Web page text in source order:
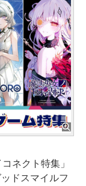
ネクト特集」
ドスマイルフ